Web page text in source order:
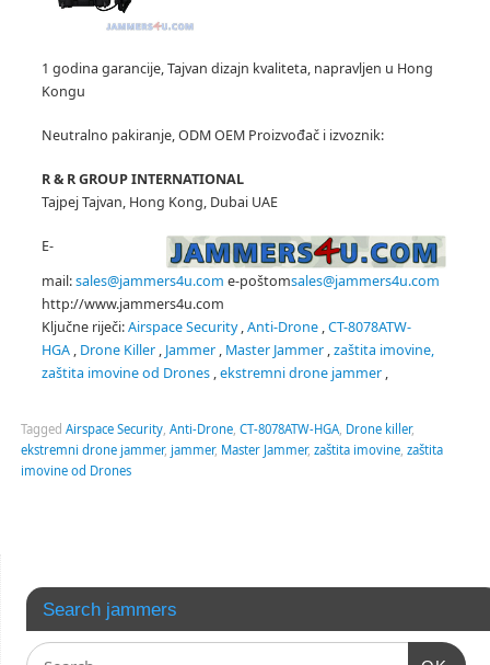
1 godina garancije, Tajvan dizajn kvaliteta, napravljen u Hong
Kongu
Neutralno pakiranje, ODM OEM Proizvođač i izvoznik:
R & R GROUP INTERNATIONAL
Tajpej Tajvan, Hong Kong, Dubai UAE
E-
mail:sales@jammers4u.com e-poštomsales@jammers4u.com
http://www.jammers4u.com
Ključne riječi:Airspace Security,Anti-Drone,CT-8078ATW-
HGA, Drone Killer, Jammer, Master Jammer,zaštita imovine,
zaštita imovine od Drones,ekstremni drone jammer,
Tagged Airspace Security, Anti-Drone, CT-8078ATW-HGA, Drone killer,
ekstremni drone jammer, jammer, Master Jammer, zaštita imovine, zaštita
imovine od Drones
Search jammers